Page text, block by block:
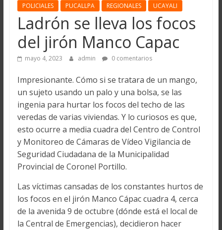
POLICIALES PUCALLPA REGIONALES UCAYALI
Ladrón se lleva los focos
del jirón Manco Capac
mayo 4, 2023 admin 0 comentarios
Impresionante. Cómo si se tratara de un mango,
un sujeto usando un palo y una bolsa, se las
ingenia para hurtar los focos del techo de las
veredas de varias viviendas. Y lo curiosos es que,
esto ocurre a media cuadra del Centro de Control
y Monitoreo de Cámaras de Vídeo Vigilancia de
Seguridad Ciudadana de la Municipalidad
Provincial de Coronel Portillo.
Las víctimas cansadas de los constantes hurtos de
los focos en el jirón Manco Cápac cuadra 4, cerca
de la avenida 9 de octubre (dónde está el local de
la Central de Emergencias), decidieron hacer